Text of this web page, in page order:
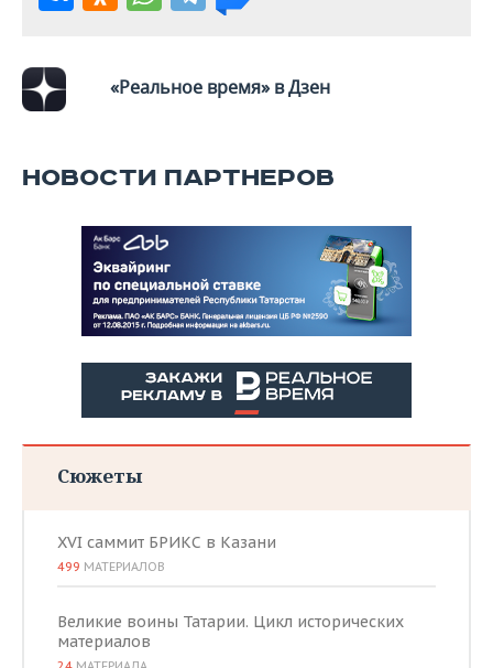
«Реальное время» в Дзен
НОВОСТИ ПАРТНЕРОВ
Сюжеты
XVI саммит БРИКС в Казани
499 МАТЕРИАЛОВ
Великие воины Татарии. Цикл исторических
материалов